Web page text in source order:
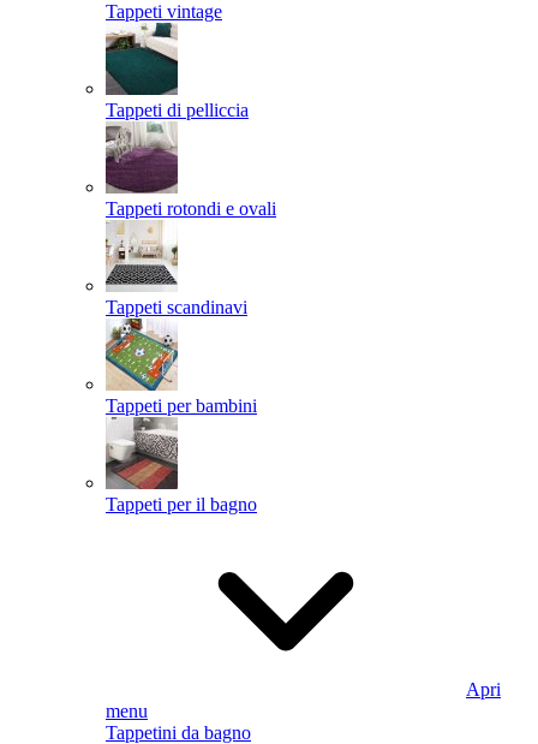
Tappeti vintage
Tappeti di pelliccia
Tappeti rotondi e ovali
Tappeti scandinavi
Tappeti per bambini
Tappeti per il bagno
Apri
menu
Tappetini da bagno